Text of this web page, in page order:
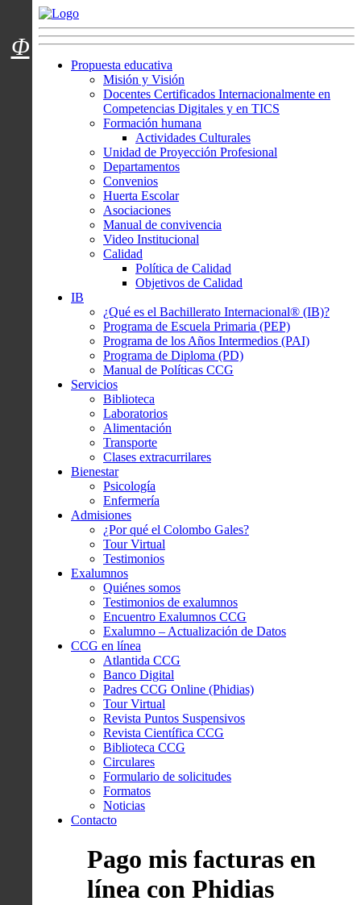
Menú usuarios
Propuesta educativa
Misión y Visión
Docentes Certificados Internacionalmente en
Competencias Digitales y en TICS
Formación humana
Actividades Culturales
Unidad de Proyección Profesional
Departamentos
Convenios
Huerta Escolar
Asociaciones
Manual de convivencia
Video Institucional
Calidad
Política de Calidad
Objetivos de Calidad
IB
¿Qué es el Bachillerato Internacional® (IB)?
Programa de Escuela Primaria (PEP)
Programa de los Años Intermedios (PAI)
Programa de Diploma (PD)
Manual de Políticas CCG
Servicios
Biblioteca
Laboratorios
Alimentación
Transporte
Clases extracurrilares
Bienestar
Psicología
Enfermería
Admisiones
¿Por qué el Colombo Gales?
Tour Virtual
Testimonios
Exalumnos
Quiénes somos
Testimonios de exalumnos
Encuentro Exalumnos CCG
Exalumno – Actualización de Datos
CCG en línea
Atlantida CCG
Banco Digital
Padres CCG Online (Phidias)
Tour Virtual
Revista Puntos Suspensivos
Revista Científica CCG
Biblioteca CCG
Circulares
Formulario de solicitudes
Formatos
Noticias
Contacto
Pago mis facturas en
línea con Phidias
Φ